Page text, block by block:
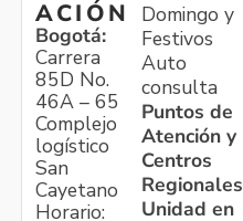
ACIÓN
Bogotá:
Carrera
85D No.
46A – 65
Complejo
logístico
San
Cayetano
Horario:
Domingo y
Festivos
Auto
consulta
Puntos de
Atención y
Centros
Regionales
Unidad en